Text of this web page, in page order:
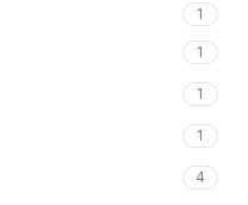
1
1
1
1
4